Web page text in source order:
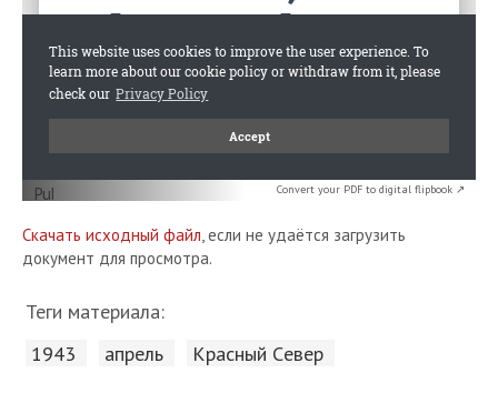
Convert your PDF to digital flipbook ↗
Скачать исходный файл, если не удаётся загрузить
документ для просмотра.
Теги материала:
1943 апрель Красный Cевер